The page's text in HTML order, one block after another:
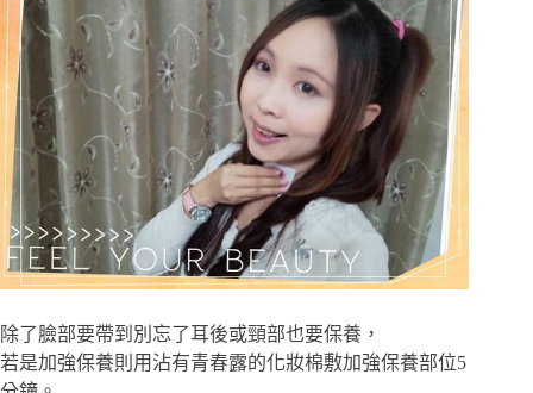
除了臉部要帶到別忘了耳後或頸部也要保養，
若是加強保養則用沾有青春露的化妝棉敷加強保養部位5